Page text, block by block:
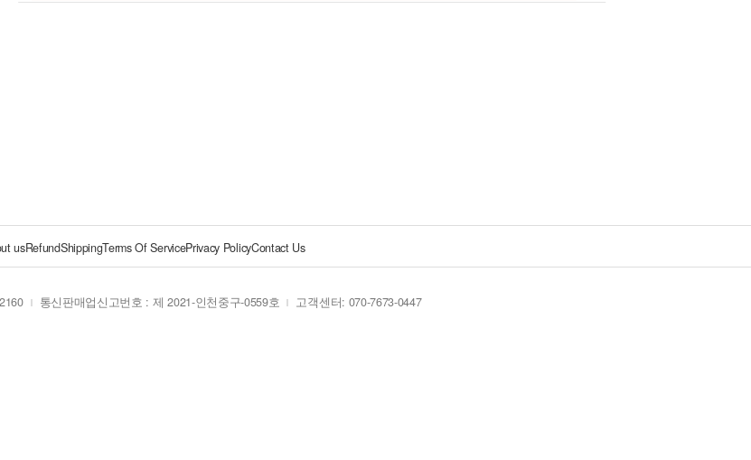
usRefundShippingTerms Of ServicePrivacy PolicyContact Us
통신판매업신고번호 : 제 2021-인천중구-0559호 고객센터: 070-7673-0447